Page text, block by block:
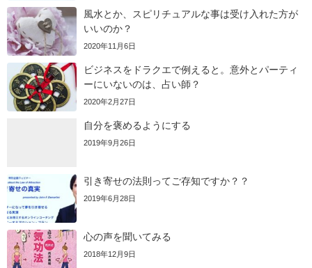
風水とか、スピリチュアルな事は受け入れた方が
いいのか？
2020年11月6日
ビジネスをドラクエで例えると。意外とパーティ
ーにいないのは、占い師？
2020年2月27日
自分を褒めるようにする
2019年9月26日
引き寄せの法則ってご存知ですか？？
2019年6月28日
心の声を聞いてみる
2018年12月9日